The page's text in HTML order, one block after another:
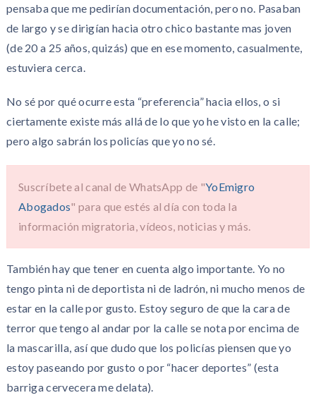
pensaba que me pedirían documentación, pero no. Pasaban
de largo y se dirigían hacia otro chico bastante mas joven
(de 20 a 25 años, quizás) que en ese momento, casualmente,
estuviera cerca.
No sé por qué ocurre esta “preferencia” hacia ellos, o si
ciertamente existe más allá de lo que yo he visto en la calle;
pero algo sabrán los policías que yo no sé.
Suscríbete al canal de WhatsApp de "YoEmigro
Abogados" para que estés al día con toda la
información migratoria, vídeos, noticias y más.
También hay que tener en cuenta algo importante. Yo no
tengo pinta ni de deportista ni de ladrón, ni mucho menos de
estar en la calle por gusto. Estoy seguro de que la cara de
terror que tengo al andar por la calle se nota por encima de
la mascarilla, así que dudo que los policías piensen que yo
estoy paseando por gusto o por “hacer deportes” (esta
barriga cervecera me delata).